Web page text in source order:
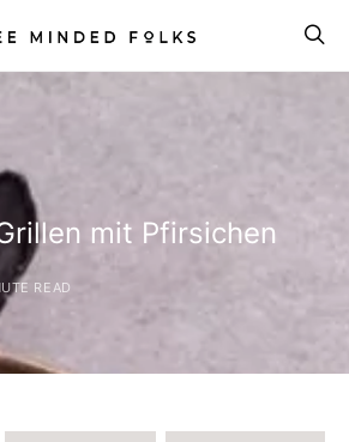
mit Pfirsichen
READ